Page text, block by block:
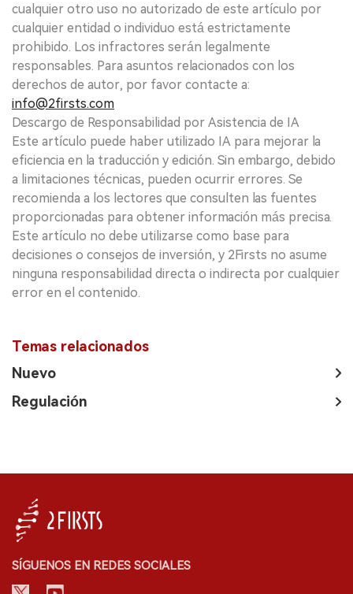
cualquier otro uso no autorizado de este artículo por
cualquier entidad o individuo está estrictamente
prohibido. Los infractores serán legalmente
responsables. Para asuntos relacionados con los
derechos de autor, por favor contacte a:
info@2firsts.com
Descargo de Responsabilidad por Asistencia de IA
Este artículo puede haber utilizado IA para mejorar la
eficiencia en la traducción y edición. Sin embargo, debido
a limitaciones técnicas, pueden ocurrir errores. Se
recomienda a los lectores que consulten las fuentes
proporcionadas para obtener información más precisa.
Este artículo no debe utilizarse como base para
decisiones o consejos de inversión, y 2Firsts no asume
ninguna responsabilidad directa o indirecta por cualquier
error en el contenido.
Temas relacionados
Nuevo
Regulación
SÍGUENOS EN REDES SOCIALES